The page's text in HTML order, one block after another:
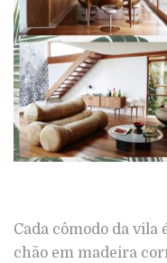
Cada cômodo da vila
chão em madeira